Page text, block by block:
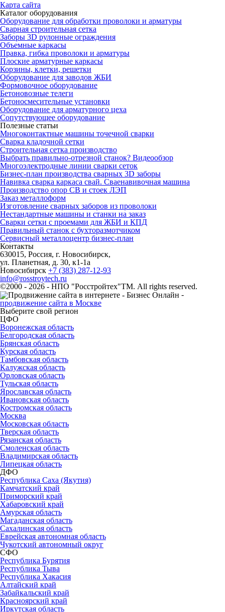
Карта сайта
Каталог оборудования
Оборудование для обработки проволоки и арматуры
Сварная строительная сетка
Заборы 3D рулонные ограждения
Объемные каркасы
Правка, гибка проволоки и арматуры
Плоские арматурные каркасы
Корзины, клетки, решетки
Оборудование для заводов ЖБИ
Формовочное оборудование
Бетоновозные телеги
Бетоносмесительные установки
Оборудование для арматурного цеха
Сопутствующее оборудование
Полезные статьи
Многоконтактные машины точечной сварки
Сварка кладочной сетки
Строительная сетка производство
Выбрать правильно-отрезной станок? Видеообзор
Многоэлектродные линии сварки сеток
Бизнес-план производства сварных 3D заборы
Навивка сварка каркаса свай. Сваенавивочная машина
Производство опор СВ и стоек ЛЭП
Заказ металлоформ
Изготовление сварных заборов из проволоки
Нестандартные машины и станки на заказ
Сварки сетки с проемами для ЖБИ и КПД
Правильный станок с бухторазмотчиком
Сервисный металлоцентр бизнес-план
Контакты
630015, Россия, г. Новосибирск,
ул. Планетная, д. 30, к1-1а
Новосибирск +7 (383) 287-12-93
info@rosstroytech.ru
©2000 - 2026 - НПО "Росстройтех"ТМ. All rights reserved.
-
продвижение сайта в Москве
Выберите свой регион
ЦФО
Воронежская область
Белгородская область
Брянская область
Курская область
Тамбовская область
Калужская область
Орловская область
Тульская область
Ярославская область
Ивановская область
Костромская область
Москва
Московская область
Тверская область
Рязанская область
Смоленская область
Владимирская область
Липецкая область
ДФО
Республика Саха (Якутия)
Камчатский край
Приморский край
Хабаровский край
Амурская область
Магаданская область
Сахалинская область
Еврейская автономная область
Чукотский автономный округ
СФО
Республика Бурятия
Республика Тыва
Республика Хакасия
Алтайский край
Забайкальский край
Красноярский край
Иркутская область